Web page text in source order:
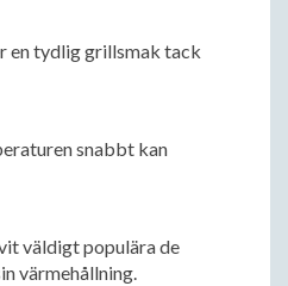
en tydlig grillsmak tack
snabbt kan
väldigt populära de
värmehållning.